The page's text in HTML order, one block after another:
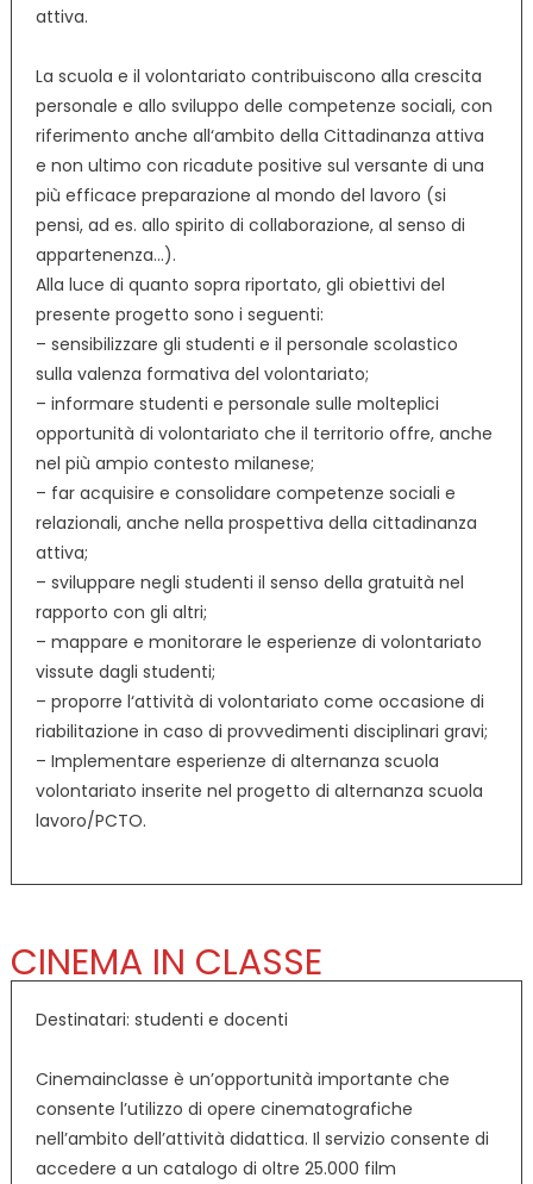
attiva.
La scuola e il volontariato contribuiscono alla crescita
personale e allo sviluppo delle competenze sociali, con
riferimento anche all‘ambito della Cittadinanza attiva
e non ultimo con ricadute positive sul versante di una
più efficace preparazione al mondo del lavoro (si
pensi, ad es. allo spirito di collaborazione, al senso di
appartenenza…).
Alla luce di quanto sopra riportato, gli obiettivi del
presente progetto sono i seguenti:
– sensibilizzare gli studenti e il personale scolastico
sulla valenza formativa del volontariato;
– informare studenti e personale sulle molteplici
opportunità di volontariato che il territorio offre, anche
nel più ampio contesto milanese;
– far acquisire e consolidare competenze sociali e
relazionali, anche nella prospettiva della cittadinanza
attiva;
– sviluppare negli studenti il senso della gratuità nel
rapporto con gli altri;
– mappare e monitorare le esperienze di volontariato
vissute dagli studenti;
– proporre l‘attività di volontariato come occasione di
riabilitazione in caso di provvedimenti disciplinari gravi;
– Implementare esperienze di alternanza scuola
volontariato inserite nel progetto di alternanza scuola
lavoro/PCTO.
CINEMA IN CLASSE
Destinatari: studenti e docenti
Cinemainclasse è un’opportunità importante che
consente l’utilizzo di opere cinematografiche
nell’ambito dell’attività didattica. Il servizio consente di
accedere a un catalogo di oltre 25.000 film